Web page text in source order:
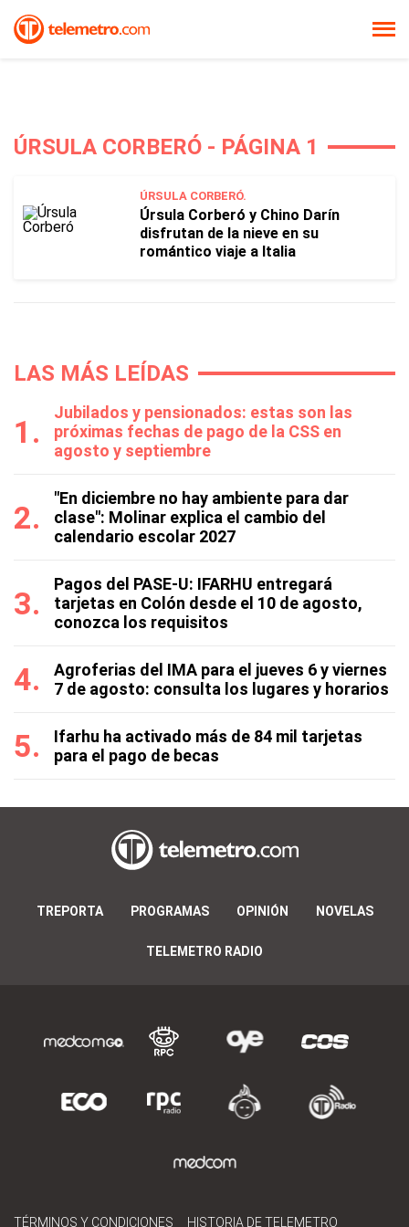
ÚRSULA CORBERÓ - PÁGINA 1
ÚRSULA CORBERÓ.
Úrsula Corberó y Chino Darín
disfrutan de la nieve en su
romántico viaje a Italia
LAS MÁS LEÍDAS
Jubilados y pensionados: estas son las
próximas fechas de pago de la CSS en
agosto y septiembre
"En diciembre no hay ambiente para dar
clase": Molinar explica el cambio del
calendario escolar 2027
Pagos del PASE-U: IFARHU entregará
tarjetas en Colón desde el 10 de agosto,
conozca los requisitos
Agroferias del IMA para el jueves 6 y viernes
7 de agosto: consulta los lugares y horarios
Ifarhu ha activado más de 84 mil tarjetas
para el pago de becas
TREPORTA PROGRAMAS OPINIÓN NOVELAS
TELEMETRO RADIO
TÉRMINOS Y CONDICIONES HISTORIA DE TELEMETRO